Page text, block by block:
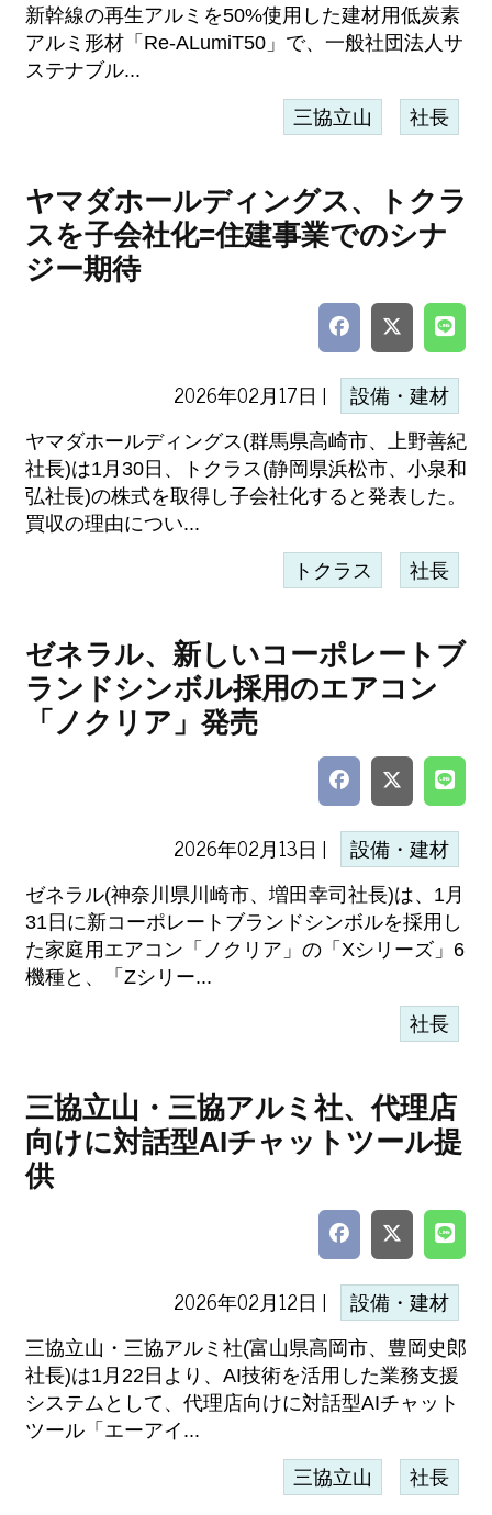
新幹線の再生アルミを50%使用した建材用低炭素
アルミ形材「Re-ALumiT50」で、一般社団法人サ
ステナブル...
三協立山 社長
ヤマダホールディングス、トクラ
スを子会社化=住建事業でのシナ
ジー期待
2026年02月17日 | 設備・建材
ヤマダホールディングス(群馬県高崎市、上野善紀
社長)は1月30日、トクラス(静岡県浜松市、小泉和
弘社長)の株式を取得し子会社化すると発表した。
買収の理由につい...
トクラス 社長
ゼネラル、新しいコーポレートブ
ランドシンボル採用のエアコン
「ノクリア」発売
2026年02月13日 | 設備・建材
ゼネラル(神奈川県川崎市、増田幸司社長)は、1月
31日に新コーポレートブランドシンボルを採用し
た家庭用エアコン「ノクリア」の「Xシリーズ」6
機種と、「Zシリー...
社長
三協立山・三協アルミ社、代理店
向けに対話型AIチャットツール提
供
2026年02月12日 | 設備・建材
三協立山・三協アルミ社(富山県高岡市、豊岡史郎
社長)は1月22日より、AI技術を活用した業務支援
システムとして、代理店向けに対話型AIチャット
ツール「エーアイ...
三協立山 社長